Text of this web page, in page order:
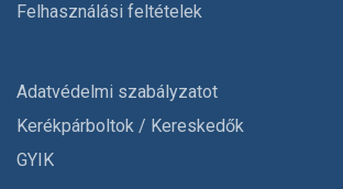
Felhasználási feltételek
Adatvédelmi szabályzatot
Kerékpárboltok / Kereskedők
GYIK